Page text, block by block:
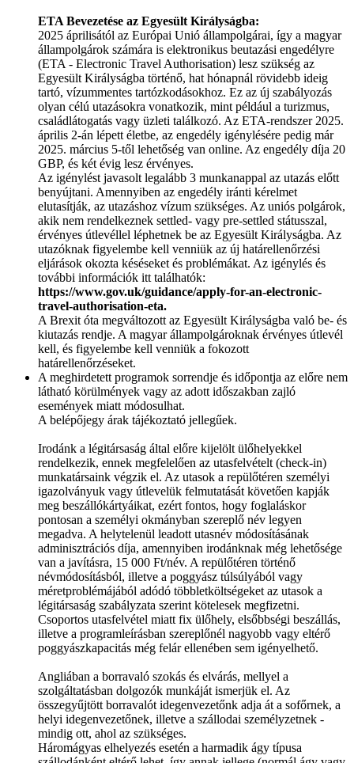
ETA Bevezetése az Egyesült Királyságba:
2025 áprilisától az Európai Unió állampolgárai, így a magyar
állampolgárok számára is elektronikus beutazási engedélyre
(ETA - Electronic Travel Authorisation) lesz szükség az
Egyesült Királyságba történő, hat hónapnál rövidebb ideig
tartó, vízummentes tartózkodásokhoz. Ez az új szabályozás
olyan célú utazásokra vonatkozik, mint például a turizmus,
családlátogatás vagy üzleti találkozó. Az ETA-rendszer 2025.
április 2-án lépett életbe, az engedély igénylésére pedig már
2025. március 5-től lehetőség van online. Az engedély díja 20
GBP, és két évig lesz érvényes.
Az igénylést javasolt legalább 3 munkanappal az utazás előtt
benyújtani. Amennyiben az engedély iránti kérelmet
elutasítják, az utazáshoz vízum szükséges. Az uniós polgárok,
akik nem rendelkeznek settled- vagy pre-settled státusszal,
érvényes útlevéllel léphetnek be az Egyesült Királyságba. Az
utazóknak figyelembe kell venniük az új határellenőrzési
eljárások okozta késéseket és problémákat. Az igénylés és
további információk itt találhatók:
https://www.gov.uk/guidance/apply-for-an-electronic-
travel-authorisation-eta.
A Brexit óta megváltozott az Egyesült Királyságba való be- és
kiutazás rendje. A magyar állampolgároknak érvényes útlevél
kell, és figyelembe kell venniük a fokozott
határellenőrzéseket.
A meghirdetett programok sorrendje és időpontja az előre nem
látható körülmények vagy az adott időszakban zajló
események miatt módosulhat.
A belépőjegy árak tájékoztató jellegűek.
Irodánk a légitársaság által előre kijelölt ülőhelyekkel
rendelkezik, ennek megfelelően az utasfelvételt (check-in)
munkatársaink végzik el. Az utasok a repülőtéren személyi
igazolványuk vagy útlevelük felmutatását követően kapják
meg beszállókártyáikat, ezért fontos, hogy foglaláskor
pontosan a személyi okmányban szereplő név legyen
megadva. A helytelenül leadott utasnév módosításának
adminisztrációs díja, amennyiben irodánknak még lehetősége
van a javításra, 15 000 Ft/név. A repülőtéren történő
névmódosításból, illetve a poggyász túlsúlyából vagy
méretproblémájából adódó többletköltségeket az utasok a
légitársaság szabályzata szerint kötelesek megfizetni.
Csoportos utasfelvétel miatt fix ülőhely, elsőbbségi beszállás,
illetve a programleírásban szereplőnél nagyobb vagy eltérő
poggyászkapacitás még felár ellenében sem igényelhető.
Angliában a borravaló szokás és elvárás, mellyel a
szolgáltatásban dolgozók munkáját ismerjük el. Az
összegyűjtött borravalót idegenvezetőnk adja át a sofőrnek, a
helyi idegenvezetőnek, illetve a szállodai személyzetnek -
mindig ott, ahol az szükséges.
Háromágyas elhelyezés esetén a harmadik ágy típusa